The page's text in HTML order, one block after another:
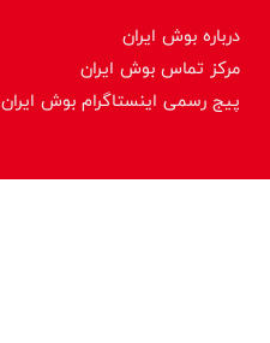
درباره بوش ایران
مرکز تماس بوش ایران
پیج رسمی اینستاگرام بوش ایران